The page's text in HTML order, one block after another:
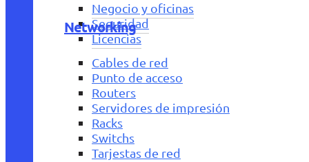
Negocio y oficinas
Seguridad
Licencias
Networking
Cables de red
Punto de acceso
Routers
Servidores de impresión
Racks
Switchs
Tarjestas de red